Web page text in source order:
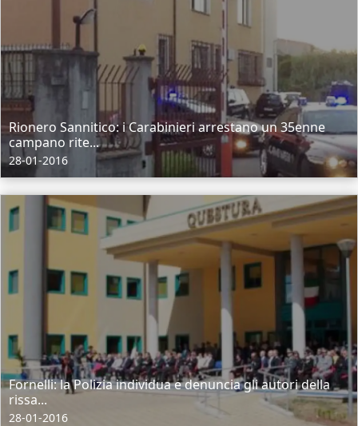
Rionero Sannitico: i Carabinieri arrestano un 35enne
campano rite...
28-01-2016
Fornelli: la Polizia individua e denuncia gli autori della
rissa...
28-01-2016